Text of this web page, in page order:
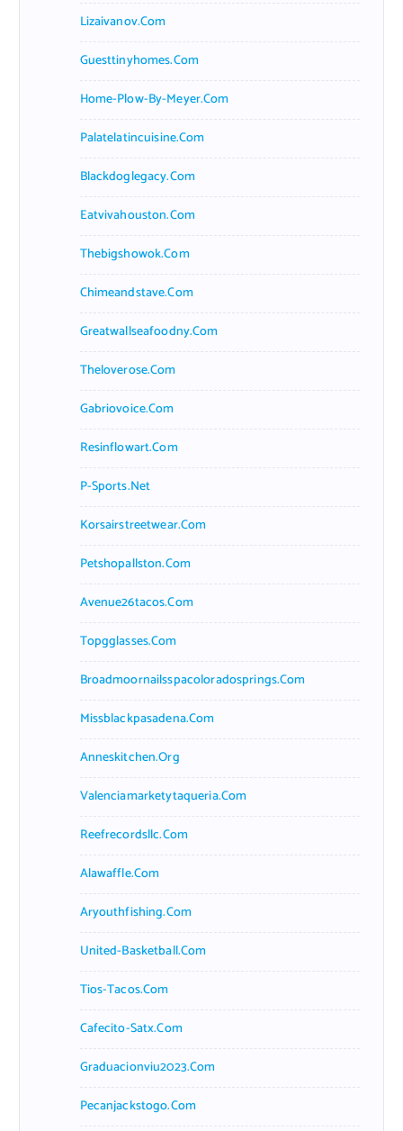
Lizaivanov.com
Guesttinyhomes.com
Home-Plow-By-Meyer.com
Palatelatincuisine.com
Blackdoglegacy.com
Eatvivahouston.com
Thebigshowok.com
Chimeandstave.com
Greatwallseafoodny.com
Theloverose.com
Gabriovoice.com
Resinflowart.com
P-Sports.net
Korsairstreetwear.com
Petshopallston.com
Avenue26tacos.com
Topgglasses.com
Broadmoornailsspacoloradosprings.com
Missblackpasadena.com
Anneskitchen.org
Valenciamarketytaqueria.com
Reefrecordsllc.com
Alawaffle.com
Aryouthfishing.com
United-Basketball.com
Tios-Tacos.com
Cafecito-Satx.com
Graduacionviu2023.com
Pecanjackstogo.com